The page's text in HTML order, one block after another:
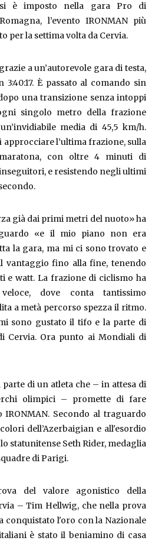
si è imposto nella gara Pro di
l’evento IRONMAN più
per la settima volta da Cervia.
a un’autorevole gara di testa,
È passato al comando sin
una transizione senza intoppi
singolo metro della frazione
media di 45,5 km/h.
l’ultima frazione, sulla
con oltre 4 minuti di
e resistendo negli ultimi
già dai primi metri del nuoto» ha
«e il mio piano non era
la gara, ma mi ci sono trovato e
vantaggio fino alla fine, tenendo
e watt. La frazione di ciclismo ha
dove conta tantissimo
a metà percorso spezza il ritmo.
sono gustato il tifo e la parte di
Cervia. Ora punto ai Mondiali di
di un atleta che – in attesa di
olimpici – promette di fare
Secondo al traguardo
dell’Azerbaigian e all'esordio
statunitense Seth Rider, medaglia
di Parigi.
del valore agonistico della
– Tim Hellwig, che nella prova
conquistato l'oro con la Nazionale
è stato il beniamino di casa